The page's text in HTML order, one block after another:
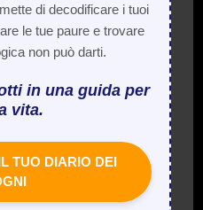
di decodificare i tuoi
le tue paure e trovare
non può darti.
in una guida per
vita.
TUO DIARIO DEI